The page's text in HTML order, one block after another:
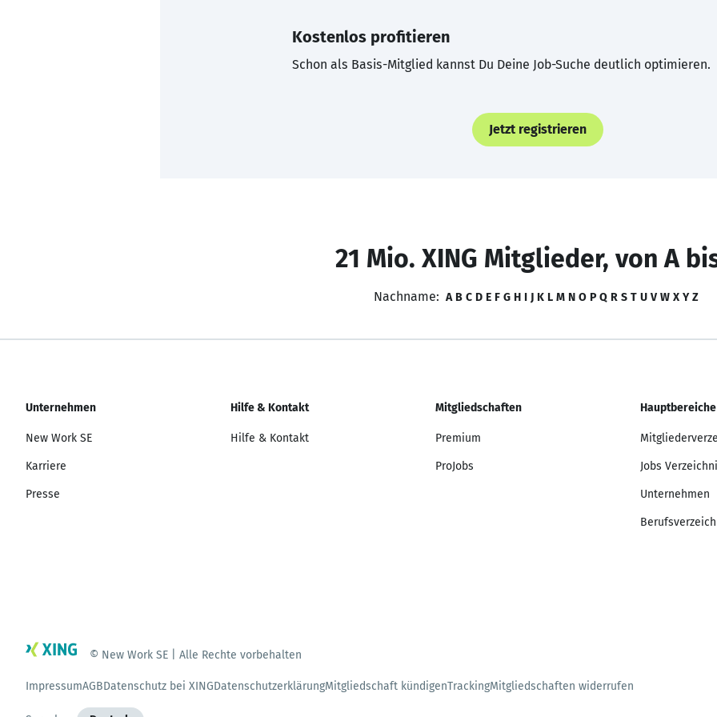
Kostenlos profitieren
Schon als Basis-Mitglied kannst Du Deine Job-Suche deutlich optimieren.
Jetzt registrieren
21 Mio. XING Mitglieder, von A
Nachname: A B C D E F G H I J K L M N O P Q R S T U V W X Y Z
Unternehmen
New Work SE
Karriere
Presse
Hilfe & Kontakt
Hilfe & Kontakt
Mitgliedschaften
Premium
ProJobs
Hauptbereiche
Jobs
Unternehmen
© New Work SE | Alle Rechte vorbehalten
ImpressumAGBDatenschutz bei XINGDatenschutzerklärungMitgliedschaft kündigenTrackingMitgliedschaften widerrufen